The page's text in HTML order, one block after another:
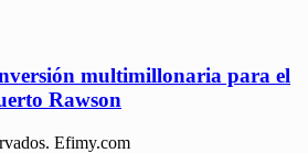
multimillonaria para el
Rawson
Efimy.com